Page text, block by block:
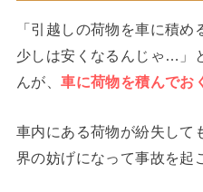
「引越しの荷物を車に積
少しは安くなるんじゃ…」
んが、車に荷物を積んでお
車内にある荷物が紛失して
界の妨げになって事故を起